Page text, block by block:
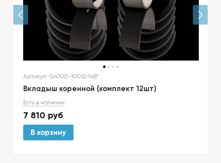
Артикул: G4700-1005014B*
Вкладыш коренной (комплект 12шт)
Есть в наличии
7 810 руб
В корзину